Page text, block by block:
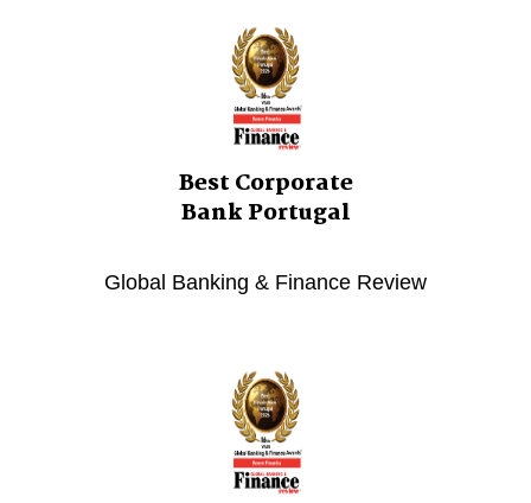
Best Corporate
Bank Portugal
Global Banking & Finance Review